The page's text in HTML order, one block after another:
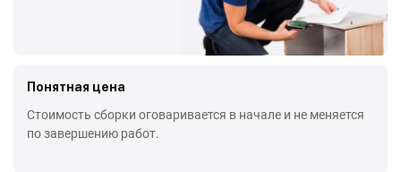
Понятная цена
Стоимость сборки оговаривается в начале и не меняется
по завершению работ.